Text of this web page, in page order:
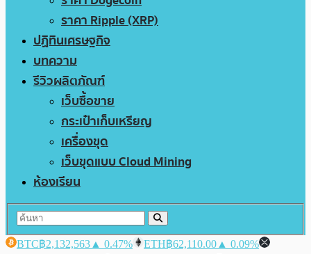
ราคา Ripple (XRP)
ปฏิทินเศรษฐกิจ
บทความ
รีวิวผลิตภัณฑ์
เว็บซื้อขาย
กระเป๋าเก็บเหรียญ
เครื่องขุด
เว็บขุดแบบ Cloud Mining
ห้องเรียน
BTC฿2,132,563 ▲ 0.47% ETH฿62,110.00 ▲ 0.09%